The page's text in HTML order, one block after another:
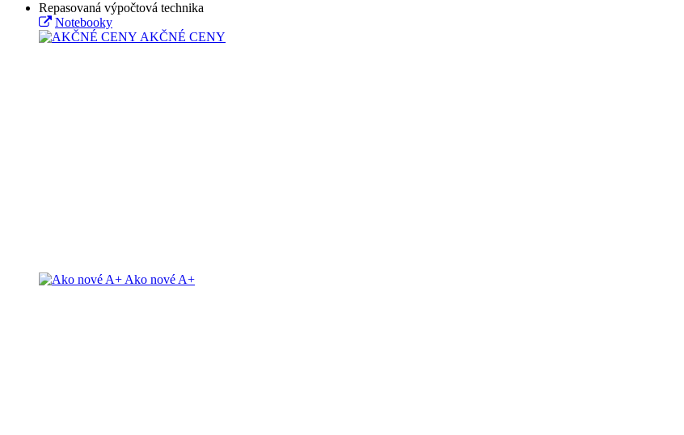
Repasovaná výpočtová technika
Notebooky
AKČNÉ CENY
Ako nové A+